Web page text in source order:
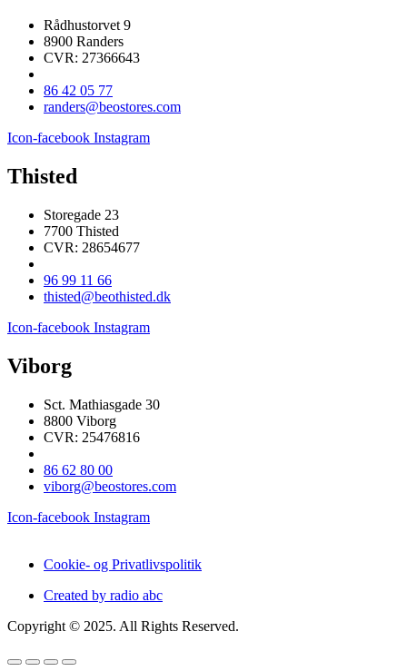
Rådhustorvet 9
8900 Randers
CVR: 27366643
86 42 05 77
randers@beostores.com
Icon-facebook Instagram
Thisted
Storegade 23
7700 Thisted
CVR: 28654677
96 99 11 66
thisted@beothisted.dk
Icon-facebook Instagram
Viborg
Sct. Mathiasgade 30
8800 Viborg
CVR: 25476816
86 62 80 00
viborg@beostores.com
Icon-facebook Instagram
Cookie- og Privatlivspolitik
Created by radio abc
Copyright © 2025. All Rights Reserved.